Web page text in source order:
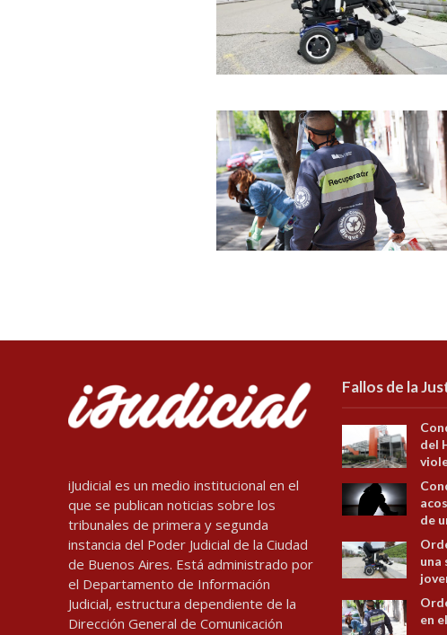
iJudicial es un medio institucional en el
que se publican noticias sobre los
tribunales de primera y segunda
instancia del Poder Judicial de la Ciudad
de Buenos Aires. Está administrado por
el Departamento de Información
Judicial, estructura dependiente de la
Dirección General de Comunicación
Fallos de la
del
de
una
en